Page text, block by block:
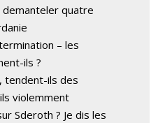
quatre
– les
ils ?
tendent-ils des
violemment
Sderoth ? Je dis les